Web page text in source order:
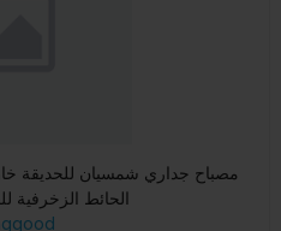
مصباح جداري شمسيان للحديقة
الحائط الزخرفية